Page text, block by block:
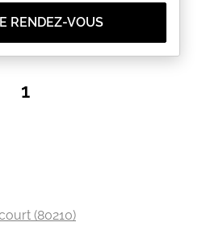
RENDEZ-VOUS
1
(80210)